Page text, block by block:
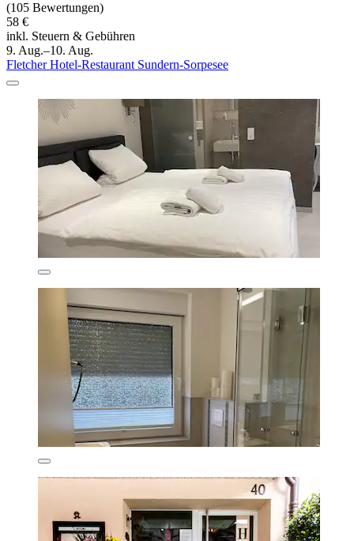
(105 Bewertungen)
58 €
inkl. Steuern & Gebühren
9. Aug.–10. Aug.
Fletcher Hotel-Restaurant Sundern-Sorpesee